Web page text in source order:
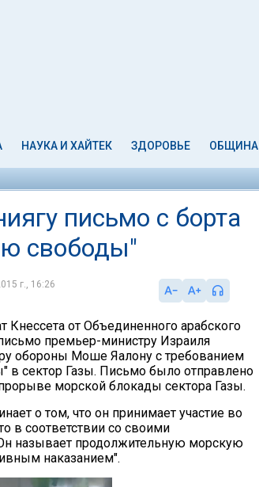
НАУКА И ХАЙТЕК ЗДОРОВЬЕ ОБЩИНА
письмо с борта
свободы"
г., 16:26
Кнессета от Объединенного арабского
премьер-министру Израиля
обороны Моше Яалону с требованием
в сектор Газы. Письмо было отправлено
морской блокады сектора Газы.
о том, что он принимает участие во
в соответствии со своими
называет продолжительную морскую
наказанием".